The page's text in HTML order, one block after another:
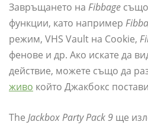
Завръщането на Fibbage
функции, като например
режим, VHS Vault на Cookie,
фенове и др. Ако искате да
действие, можете също да
живо който Джакбокс
The Jackbox Party Pack 9 ще